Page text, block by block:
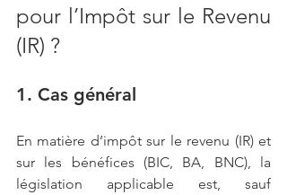
pour l’Impôt sur le Revenu
(IR) ?
1. Cas général
En matière d’impôt sur le revenu (IR) et
sur les bénéfices (BIC, BA, BNC), la
législation applicable est, sauf